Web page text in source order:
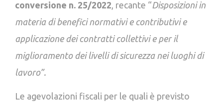
conversione n. 25/2022 , recante “Disposizioni in
materia di benefici normativi e contributivi e
applicazione dei contratti collettivi e per il
miglioramento dei livelli di sicurezza nei luoghi di
lavoro”.
Le agevolazioni fiscali per le quali è previsto